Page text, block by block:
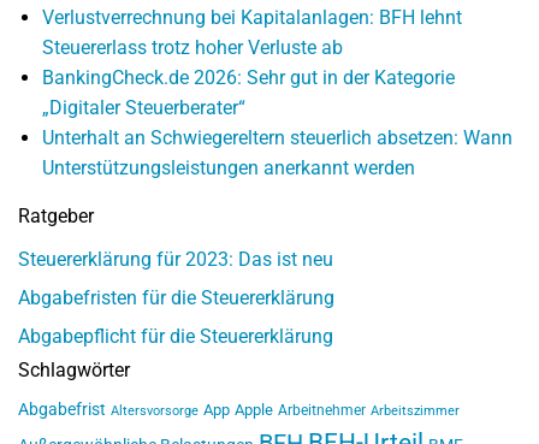
Verlustverrechnung bei Kapitalanlagen: BFH lehnt
Steuererlass trotz hoher Verluste ab
BankingCheck.de 2026: Sehr gut in der Kategorie
„Digitaler Steuerberater“
Unterhalt an Schwiegereltern steuerlich absetzen: Wann
Unterstützungsleistungen anerkannt werden
Ratgeber
Steuererklärung für 2023: Das ist neu
Abgabefristen für die Steuererklärung
Abgabepflicht für die Steuererklärung
Schlagwörter
Abgabefrist Altersvorsorge App Apple Arbeitnehmer Arbeitszimmer